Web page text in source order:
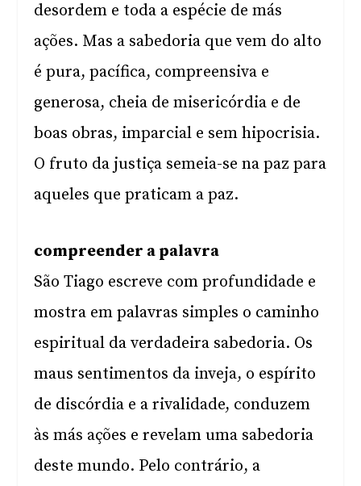
desordem e toda a espécie de más
ações. Mas a sabedoria que vem do alto
é pura, pacífica, compreensiva e
generosa, cheia de misericórdia e de
boas obras, imparcial e sem hipocrisia.
O fruto da justiça semeia-se na paz para
aqueles que praticam a paz.
compreender a palavra
São Tiago escreve com profundidade e
mostra em palavras simples o caminho
espiritual da verdadeira sabedoria. Os
maus sentimentos da inveja, o espírito
de discórdia e a rivalidade, conduzem
às más ações e revelam uma sabedoria
deste mundo. Pelo contrário, a